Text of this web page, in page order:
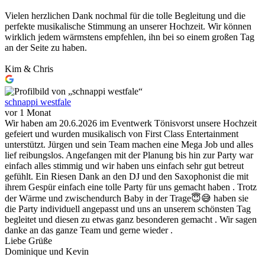
Vielen herzlichen Dank nochmal für die tolle Begleitung und die
perfekte musikalische Stimmung an unserer Hochzeit. Wir können
wirklich jedem wärmstens empfehlen, ihn bei so einem großen Tag
an der Seite zu haben.
Kim & Chris
schnappi westfale
vor 1 Monat
Wir haben am 20.6.2026 im Eventwerk Tönisvorst unsere Hochzeit
gefeiert und wurden musikalisch von First Class Entertainment
unterstützt. Jürgen und sein Team machen eine Mega Job und alles
lief reibungslos. Angefangen mit der Planung bis hin zur Party war
einfach alles stimmig und wir haben uns einfach sehr gut betreut
gefühlt. Ein Riesen Dank an den DJ und den Saxophonist die mit
ihrem Gespür einfach eine tolle Party für uns gemacht haben . Trotz
der Wärme und zwischendurch Baby in der Trage😇😅 haben sie
die Party individuell angepasst und uns an unserem schönsten Tag
begleitet und diesen zu etwas ganz besonderen gemacht . Wir sagen
danke an das ganze Team und gerne wieder .
Liebe Grüße
Dominique und Kevin